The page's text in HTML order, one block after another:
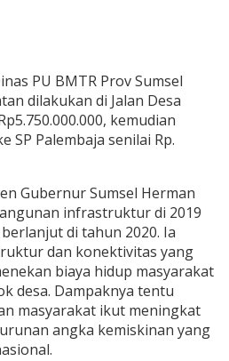
PU BMTR Prov Sumsel
dilakukan di Jalan Desa
kemudian
SP Palembaja senilai Rp.
Gubernur Sumsel Herman
infrastruktur di 2019
di tahun 2020. Ia
dan konektivitas yang
biaya hidup masyarakat
desa. Dampaknya tentu
masyarakat ikut meningkat
angka kemiskinan yang